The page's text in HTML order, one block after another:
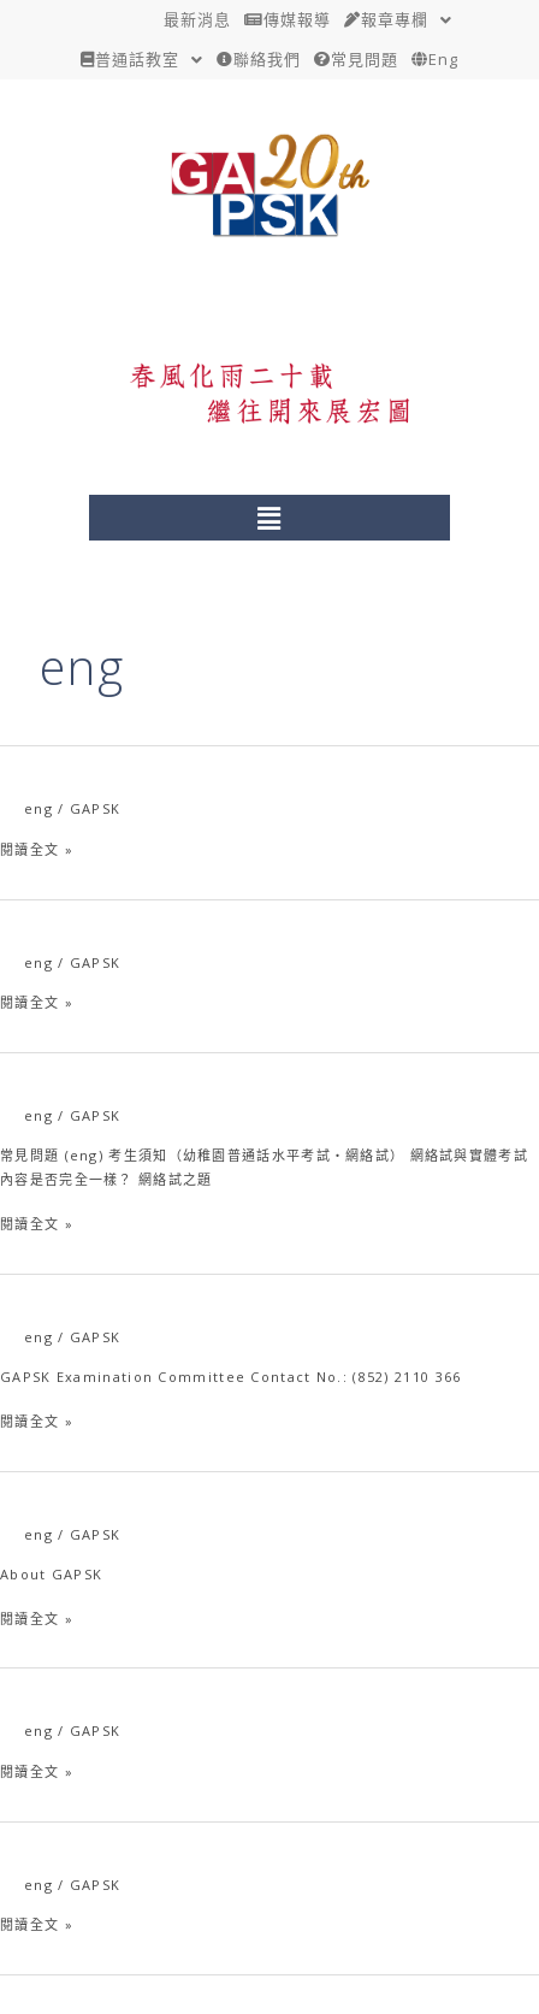
最新消息 傳媒報導
報章專欄
普通話教室
聯絡我們 常見問題 Eng
Menu
eng
eng / GAPSK
Teacher
閱讀全文 »
eng / GAPSK
Online
閱讀全文 »
eng / GAPSK
常見問題 (eng) 考生須知（幼稚園普通話水平考試・網絡試） 網絡試與實體考試
內容是否完全一樣？ 網絡試之題
FAQ
閱讀全文 »
eng / GAPSK
GAPSK Examination Committee Contact No.: (852) 2110 366
我
閱讀全文 »
eng / GAPSK
About GAPSK
GAPSK
閱讀全文 »
eng / GAPSK
GAPSK
Kong
Recitation
閱讀全文 »
eng / GAPSK
GAPSK
Aptitude
Shuiping
閱讀全文 »